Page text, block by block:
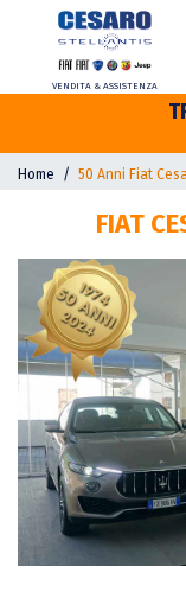
VENDITA & ASSISTENZA
Home 50 Anni Fiat
FIAT